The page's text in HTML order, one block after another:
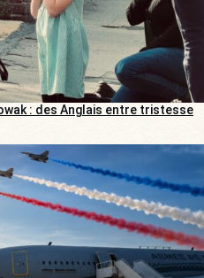
: des Anglais entre tristesse